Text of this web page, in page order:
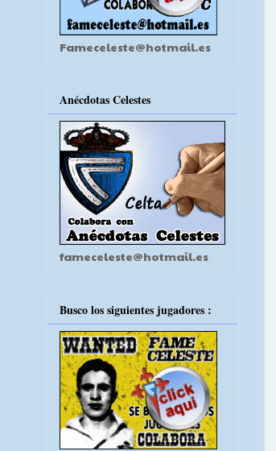
Fameceleste@hotmail.es
Anécdotas Celestes
fameceleste@hotmail.es
Busco los siguientes jugadores :